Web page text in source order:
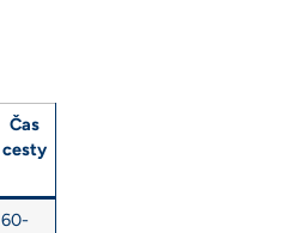
Čas
cesty
60-